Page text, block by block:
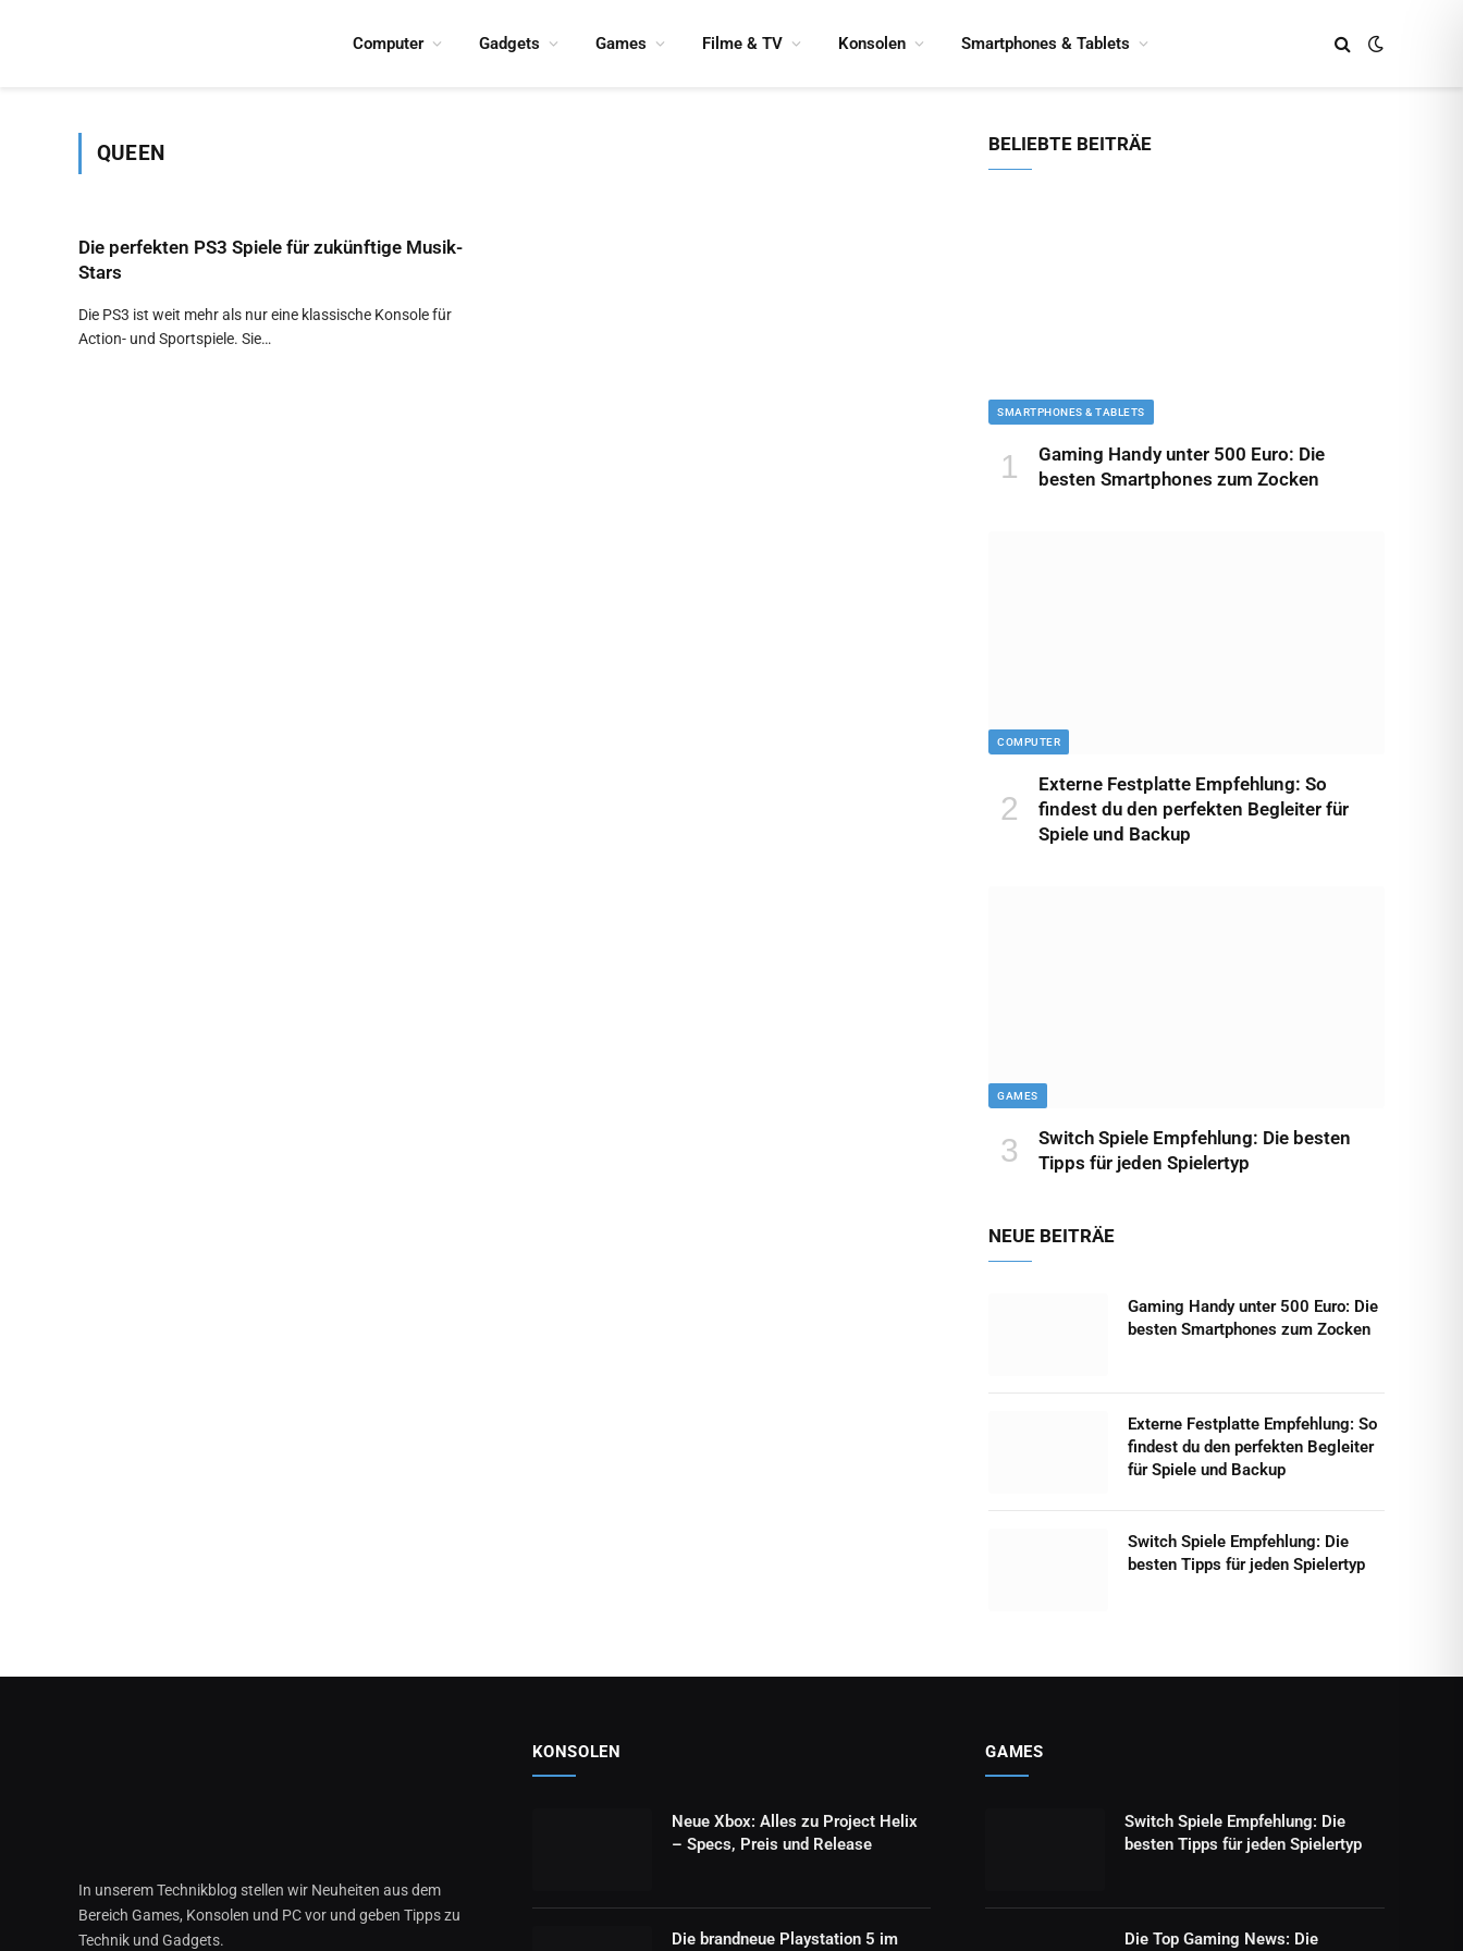
Computer Gadgets Games Filme & TV Konsolen Smartphones & Tablets
QUEEN
Die perfekten PS3 Spiele für zukünftige Musik-
Stars
Die PS3 ist weit mehr als nur eine klassische Konsole für
Action- und Sportspiele. Sie…
BELIEBTE BEITRÄE
SMARTPHONES & TABLETS
Gaming Handy unter 500 Euro: Die
besten Smartphones zum Zocken
COMPUTER
Externe Festplatte Empfehlung: So
findest du den perfekten Begleiter für
Spiele und Backup
GAMES
Switch Spiele Empfehlung: Die besten
Tipps für jeden Spielertyp
NEUE BEITRÄE
Gaming Handy unter 500 Euro: Die
besten Smartphones zum Zocken
Externe Festplatte Empfehlung: So
findest du den perfekten Begleiter
für Spiele und Backup
Switch Spiele Empfehlung: Die
besten Tipps für jeden Spielertyp
In unserem Technikblog stellen wir Neuheiten aus dem
Bereich Games, Konsolen und PC vor und geben Tipps zu
Technik und Gadgets.
KONSOLEN
Neue Xbox: Alles zu Project Helix
– Specs, Preis und Release
Die brandneue Playstation 5 im
GAMES
Switch Spiele Empfehlung: Die
besten Tipps für jeden Spielertyp
Die Top Gaming News: Die